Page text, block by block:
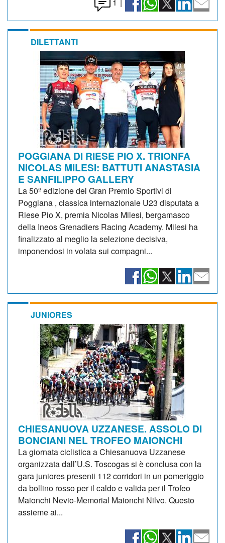
DILETTANTI
POGGIANA DI RIESE PIO X. TRIONFA
NICOLAS MILESI: BATTUTI ANASTASIA
E SANFILIPPO GALLERY
La 50ª edizione del Gran Premio Sportivi di
Poggiana , classica internazionale U23 disputata a
Riese Pio X, premia Nicolas Milesi, bergamasco
della Ineos Grenadiers Racing Academy. Milesi ha
finalizzato al meglio la selezione decisiva,
imponendosi in volata sui compagni...
JUNIORES
CHIESANUOVA UZZANESE. ASSOLO DI
BONCIANI NEL TROFEO MAIONCHI
La giornata ciclistica a Chiesanuova Uzzanese
organizzata dall’U.S. Toscogas si è conclusa con la
gara juniores presenti 112 corridori in un pomeriggio
da bollino rosso per il caldo e valida per il Trofeo
Maionchi Nevio-Memorial Maionchi Nilvo. Questo
assieme ai...